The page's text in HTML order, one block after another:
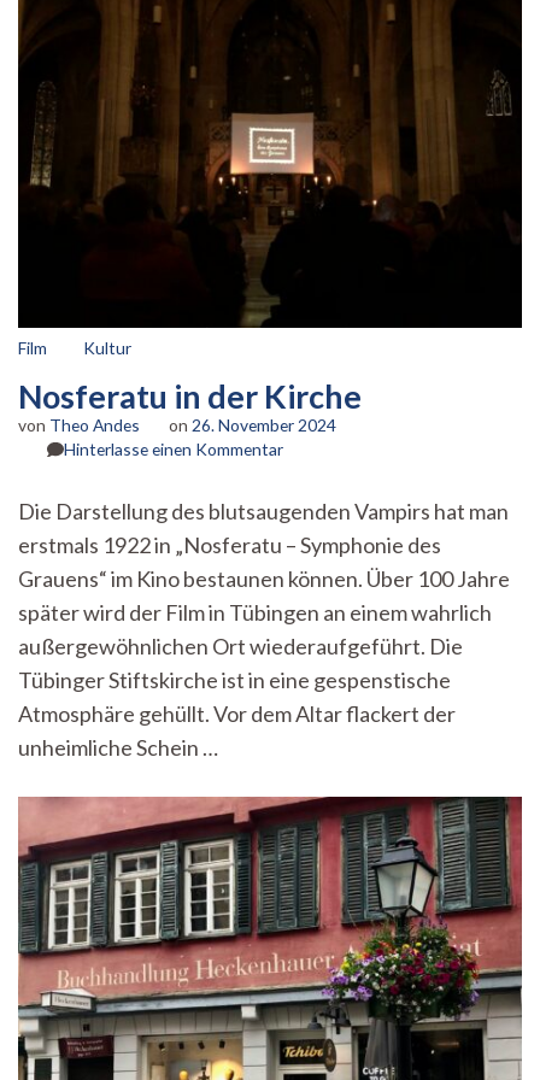
Film Kultur
Nosferatu in der Kirche
von Theo Andes on 26. November 2024
Hinterlasse einen Kommentarzu
der
Kirche
Die Darstellung des blutsaugenden Vampirs hat man
erstmals 1922 in „Nosferatu – Symphonie des
Grauens“ im Kino bestaunen können. Über 100 Jahre
später wird der Film in Tübingen an einem wahrlich
außergewöhnlichen Ort wiederaufgeführt. Die
Tübinger Stiftskirche ist in eine gespenstische
Atmosphäre gehüllt. Vor dem Altar flackert der
unheimliche Schein …